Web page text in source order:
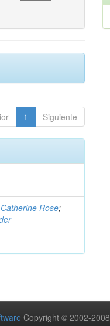
1 Siguiente
Rose;
Copyright © 2002-2008